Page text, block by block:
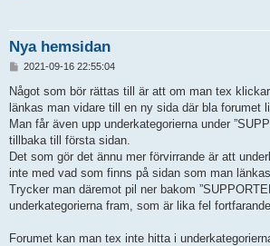
Nya hemsidan
l
ä
g
g
2021-09-16 22:55:04
Något som bör rättas till är att om man tex klickar
länkas man vidare till en ny sida där bla forumet
Man får även upp underkategorierna under
tillbaka till första sidan.
Det som gör det ännu mer förvirrande är att
inte med vad som finns på sidan som man länkas
Trycker man däremot pil ner bakom
underkategorierna fram, som är lika fel fortfarande.
Forumet kan man tex inte hitta i